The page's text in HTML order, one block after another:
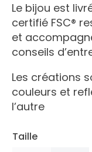
Le bijou est
certifié FSC®
et
conseils
Les créations
couleurs et
l’autre
Taille